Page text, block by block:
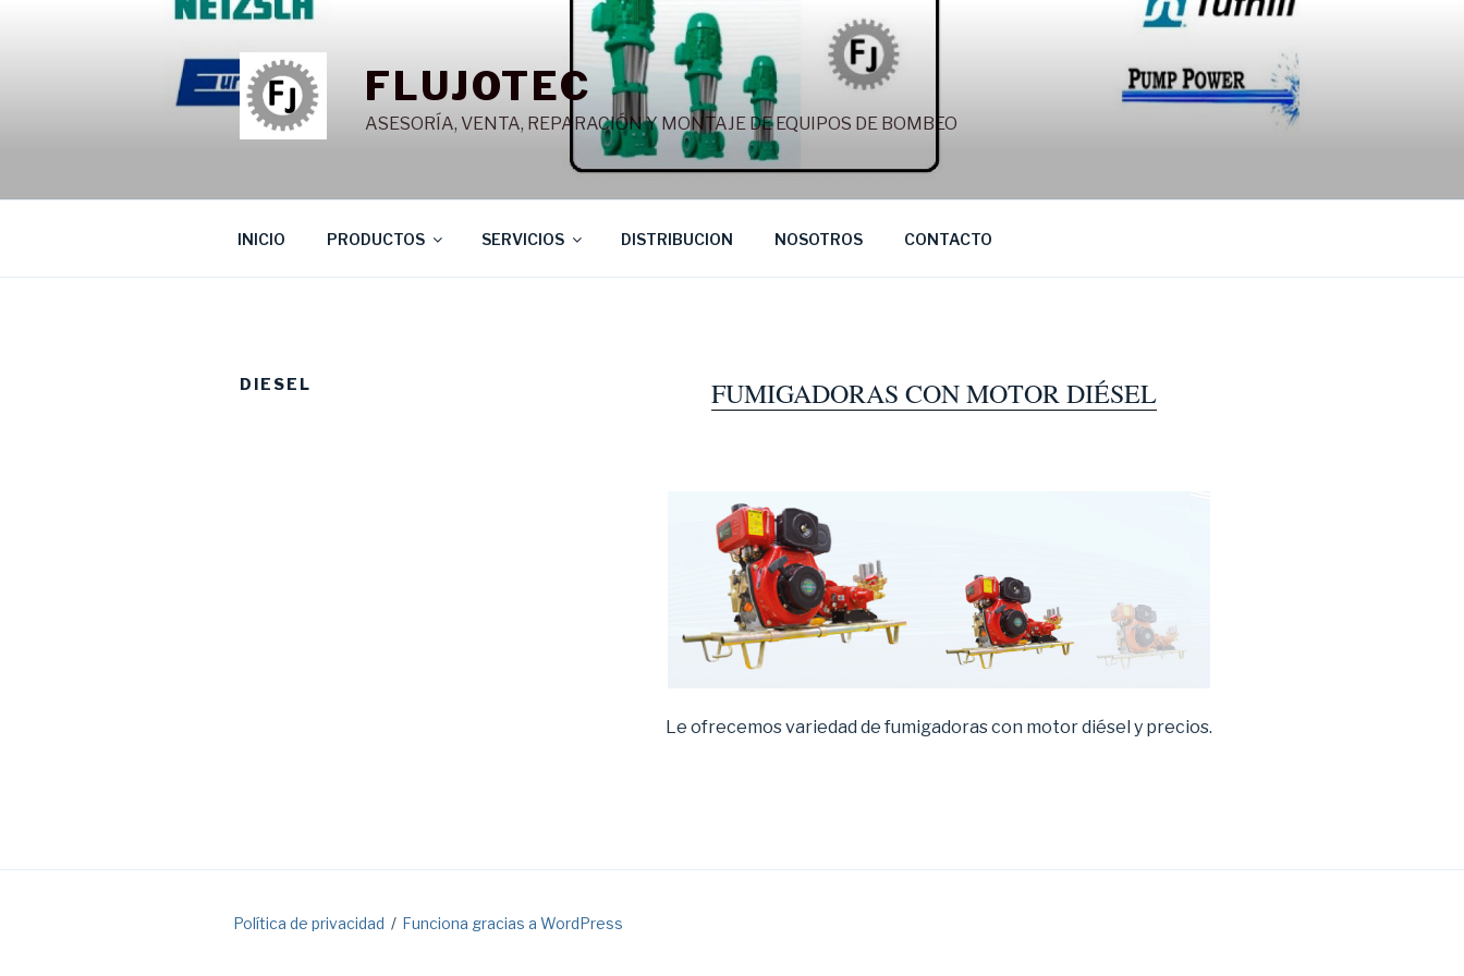
FLUJOTEC
ASESORÍA, VENTA, REPARACIÓN Y MONTAJE DE EQUIPOS DE BOMBEO
INICIO PRODUCTOS SERVICIOS DISTRIBUCION NOSOTROS CONTACTO
DIESEL FUMIGADORAS CON MOTOR DIÉSEL
Le ofrecemos variedad de fumigadoras con motor diésel y precios.
Política de privacidad Funciona gracias a WordPress